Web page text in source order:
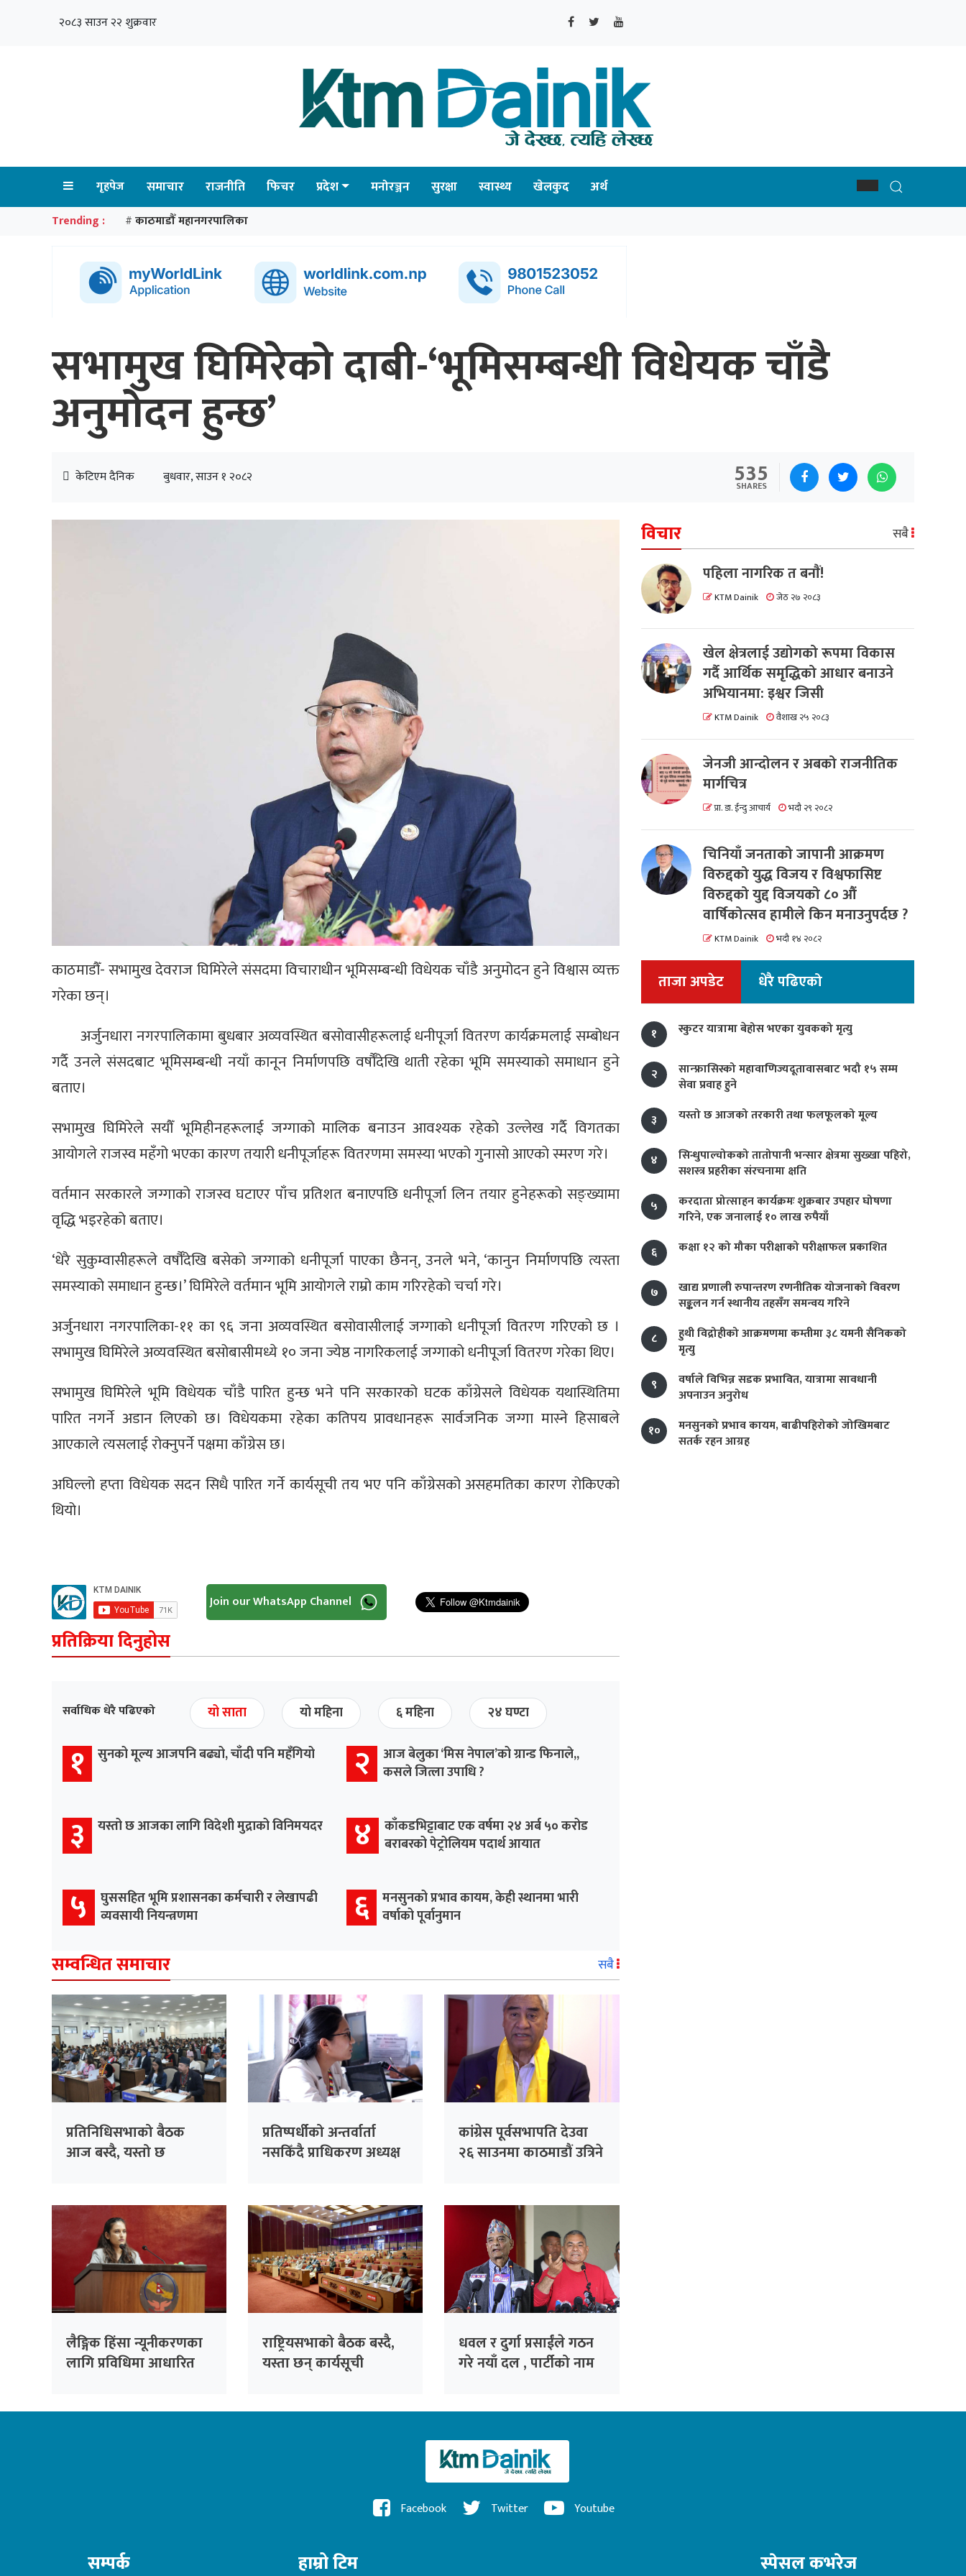
२०८३ साउन २२ शुक्रवार
गृहपेज समाचार राजनीति फिचर प्रदेश मनोरञ्जन सुरक्षा स्वास्थ्य खेलकुद अर्थ
Trending : # काठमाडौँ महानगरपालिका
सभामुख घिमिरेको दाबी-‘भूमिसम्बन्धी विधेयक चाँडै
अनुमोदन हुन्छ’
केटिएम दैनिक बुधवार, साउन १ २०८२ 535
SHARES
काठमाडौँ- सभामुख देवराज घिमिरेले संसदमा विचाराधीन भूमिसम्बन्धी विधेयक चाँडै अनुमोदन हुने विश्वास व्यक्त
गरेका छन्।
अर्जुनधारा नगरपालिकामा बुधबार अव्यवस्थित बसोवासीहरूलाई धनीपूर्जा वितरण कार्यक्रमलाई सम्बोधन
गर्दै उनले संसदबाट भूमिसम्बन्धी नयाँ कानून निर्माणपछि वर्षौँदेखि थाती रहेका भूमि समस्याको समाधान हुने
बताए।
सभामुख घिमिरेले सयौँ भूमिहीनहरूलाई जग्गाको मालिक बनाउन आवश्यक रहेको उल्लेख गर्दै विगतका
आयोगले राजस्व महँगो भएका कारण तयारी धनीपूर्जाहरू वितरणमा समस्या भएको गुनासो आएको स्मरण गरे।
वर्तमान सरकारले जग्गाको राजस्व घटाएर पाँच प्रतिशत बनाएपछि धनीपूर्जा लिन तयार हुनेहरूको सङ्ख्यामा
वृद्धि भइरहेको बताए।
‘धेरै सुकुम्वासीहरूले वर्षौँदेखि बसेको जग्गाको धनीपूर्जा पाएका छैनन्, उनले भने, ‘कानुन निर्माणपछि त्यस्ता
समस्याको समाधान हुन्छ।’ घिमिरेले वर्तमान भूमि आयोगले राम्रो काम गरिरहेको चर्चा गरे।
अर्जुनधारा नगरपालिका-११ का ९६ जना अव्यवस्थित बसोवासीलाई जग्गाको धनीपूर्जा वितरण गरिएको छ ।
सभामुख घिमिरेले अव्यवस्थित बसोबासीमध्ये १० जना ज्येष्ठ नागरिकलाई जग्गाको धनीपूर्जा वितरण गरेका थिए।
सभामुख घिमिरेले भूमि विधेयक चाँडै पारित हुन्छ भने पनि सरकारको घटक काँग्रेसले विधेयक यथास्थितिमा
पारित नगर्ने अडान लिएको छ। विधेयकमा रहेका कतिपय प्रावधानहरू सार्वजनिक जग्गा मास्ने हिसाबले
आएकाले त्यसलाई रोक्नुपर्ने पक्षमा काँग्रेस छ।
अघिल्लो हप्ता विधेयक सदन सिधै पारित गर्ने कार्यसूची तय भए पनि काँग्रेसको असहमतिका कारण रोकिएको
थियो।
Join our WhatsApp Channel
प्रतिक्रिया दिनुहोस
सर्वाधिक धेरै पढिएको यो साता यो महिना ६ महिना २४ घण्टा
१ सुनको मूल्य आजपनि बढ्यो, चाँदी पनि महँगियो २ आज बेलुका ‘मिस नेपाल’को ग्रान्ड फिनाले,,
कसले जित्ला उपाधि ?
३ यस्तो छ आजका लागि विदेशी मुद्राको विनिमयदर ४ काँकडभिट्टाबाट एक वर्षमा २४ अर्ब ५० करोड
बराबरको पेट्रोलियम पदार्थ आयात
५ घुससहित भूमि प्रशासनका कर्मचारी र लेखापढी
व्यवसायी नियन्त्रणमा
६ मनसुनको प्रभाव कायम, केही स्थानमा भारी
वर्षाको पूर्वानुमान
सम्वन्धित समाचार सबै
प्रतिनिधिसभाको बैठक
आज बस्दै, यस्तो छ
प्रतिष्पर्धीको अन्तर्वार्ता
नसकिँदै प्राधिकरण अध्यक्ष
कांग्रेस पूर्वसभापति देउवा
२६ साउनमा काठमाडौं उत्रिने
लैङ्गिक हिंसा न्यूनीकरणका
लागि प्रविधिमा आधारित
राष्ट्रियसभाको बैठक बस्दै,
यस्ता छन् कार्यसूची
धवल र दुर्गा प्रसाईंले गठन
गरे नयाँ दल , पार्टीको नाम
विचार सबै
पहिला नागरिक त बनाैं!
KTM Dainik जेठ २७ २०८३
खेल क्षेत्रलाई उद्योगको रूपमा विकास
गर्दै आर्थिक समृद्धिको आधार बनाउने
अभियानमा: इश्वर जिसी
KTM Dainik वैशाख २५ २०८३
जेनजी आन्दोलन र अबको राजनीतिक
मार्गचित्र
प्रा. डा. ईन्दु आचार्य भदौ २९ २०८२
चिनियाँ जनताको जापानी आक्रमण
विरुद्दको युद्ध विजय र विश्वफासिष्ट
विरुद्दको युद्द विजयको ८० औं
वार्षिकोत्सव हामीले किन मनाउनुपर्दछ ?
KTM Dainik भदौ १४ २०८२
ताजा अपडेट धेरै पढिएको
१ स्कुटर यात्रामा बेहोस भएका युवकको मृत्यु
२
सान्फ्रासिस्को महावाणिज्यदूतावासबाट भदौ १५ सम्म
सेवा प्रवाह हुने
३
यस्तो छ आजको तरकारी तथा फलफूलको मूल्य
४
सिन्धुपाल्चोकको तातोपानी भन्सार क्षेत्रमा सुख्खा पहिरो,
सशस्त्र प्रहरीका संरचनामा क्षति
५
करदाता प्रोत्साहन कार्यक्रमः शुक्रबार उपहार घोषणा
गरिने, एक जनालाई १० लाख रुपैयाँ
६
कक्षा १२ को मौका परीक्षाको परीक्षाफल प्रकाशित
७
खाद्य प्रणाली रुपान्तरण रणनीतिक योजनाको विवरण
सङ्कलन गर्न स्थानीय तहसँग समन्वय गरिने
८
हुथी विद्रोहीको आक्रमणमा कम्तीमा ३८ यमनी सैनिकको
मृत्यु
९
वर्षाले विभिन्न सडक प्रभावित, यात्रामा सावधानी
अपनाउन अनुरोध
१०
मनसुनको प्रभाव कायम, बाढीपहिरोको जोखिमबाट
सतर्क रहन आग्रह
Facebook Twitter Youtube
सम्पर्क हाम्रो टिम स्पेसल कभरेज